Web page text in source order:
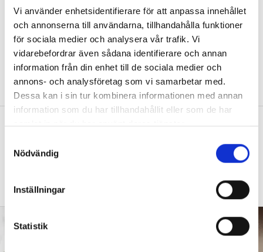
Vi använder enhetsidentifierare för att anpassa innehållet
och annonserna till användarna, tillhandahålla funktioner
för sociala medier och analysera vår trafik. Vi
vidarebefordrar även sådana identifierare och annan
information från din enhet till de sociala medier och
annons- och analysföretag som vi samarbetar med.
Dessa kan i sin tur kombinera informationen med annan
information som du har tillhandahållit eller som de har
samlat in när du har använt deras tjänster.
Nödvändig
Inställningar
Statistik
”Vad ska vår tid räcka till på
förskolan?”
DEBATT ”Ska jag som förskollärare duka,
damma, snygga upp i hallen, svara i telefon
eller ska jag vara närvarande tillsammans
med barnen?”
”Vad säger det om skolan när allt fler
DEBATT”Frågan är hur skolan kan ge plats åt
anpassas till skolan”.